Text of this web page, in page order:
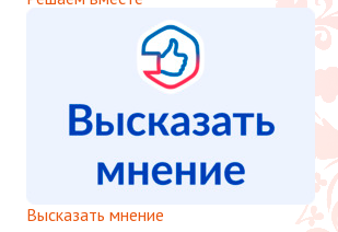
Высказать мнение